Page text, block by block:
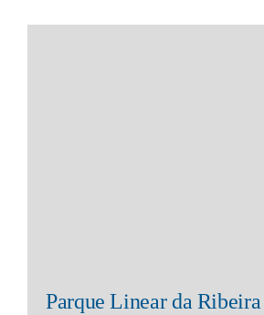
Parque Linear da